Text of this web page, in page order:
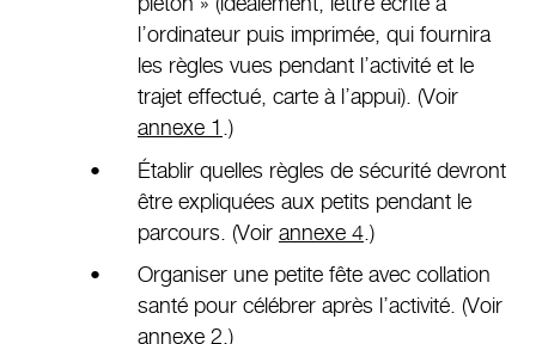
l’ordinateur puis imprimée, qui fournira
les règles vues pendant l’activité et le
trajet effectué, carte à l’appui). (Voir
annexe 1 .)
Établir quelles règles de sécurité devront
être expliquées aux petits pendant le
parcours. (Voir annexe 4 .)
Organiser une petite fête avec collation
santé pour célébrer après l’activité. (Voir
annexe 2 .)